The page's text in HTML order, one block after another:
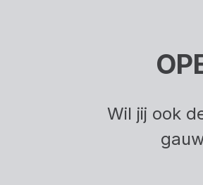
Wil jij ook